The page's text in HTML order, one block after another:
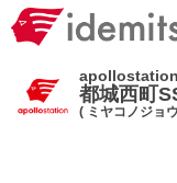
apollostation
都城西町
( ミヤコノジョ